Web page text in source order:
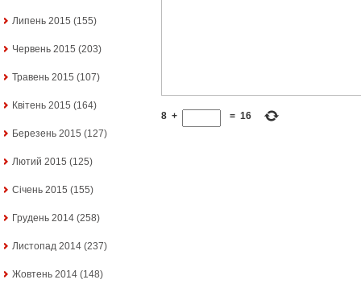
Липень 2015 (155)
Червень 2015 (203)
Травень 2015 (107)
Квітень 2015 (164)
Березень 2015 (127)
Лютий 2015 (125)
Січень 2015 (155)
Грудень 2014 (258)
Листопад 2014 (237)
Жовтень 2014 (148)
8 + = 16